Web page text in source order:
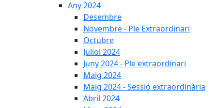
Any 2024
Desembre
Novembre - Ple Extraordinari
Octubre
Juliol 2024
Juny 2024 - Ple extraordinari
Maig 2024
Maig 2024 - Sessió extraordinària
Abril 2024